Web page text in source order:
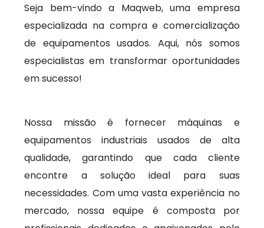
Seja bem-vindo a Maqweb, uma empresa
especializada na compra e comercialização
de equipamentos usados. Aqui, nós somos
especialistas em transformar oportunidades
em sucesso!
Nossa missão é fornecer máquinas e
equipamentos industriais usados de alta
qualidade, garantindo que cada cliente
encontre a solução ideal para suas
necessidades. Com uma vasta experiência no
mercado, nossa equipe é composta por